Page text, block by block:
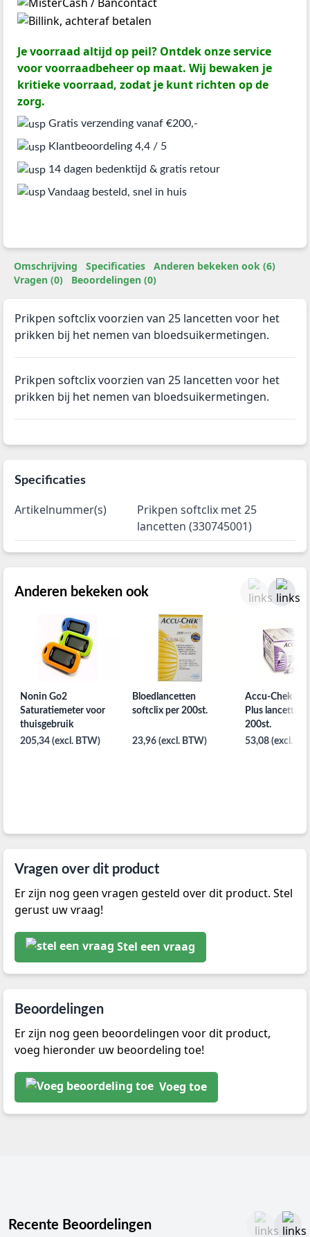
Je voorraad altijd op peil? Ontdek onze service
voor voorraadbeheer op maat. Wij bewaken je
kritieke voorraad, zodat je kunt richten op de
zorg.
Gratis verzending vanaf €200,-
Klantbeoordeling 4,4 / 5
14 dagen bedenktijd & gratis retour
Vandaag besteld, snel in huis
Omschrijving Specificaties
Anderen bekeken ook (6)
Vragen (0)
Beoordelingen (0)
Prikpen softclix voorzien van 25 lancetten voor het
prikken bij het nemen van bloedsuikermetingen.
Prikpen softclix voorzien van 25 lancetten voor het
prikken bij het nemen van bloedsuikermetingen.
Specificaties
Artikelnummer(s)
Prikpen softclix met 25
lancetten (330745001)
Anderen bekeken ook
Nonin Go2
Saturatiemeter voor
thuisgebruik
205,34 (excl. BTW)
Bloedlancetten
softclix per 200st.
23,96 (excl. BTW)
Accu-Chek
Plus lancetten
200st.
53,08 (excl.
Vragen over dit product
Er zijn nog geen vragen gesteld over dit product. Stel
gerust uw vraag!
Stel een vraag
Beoordelingen
Er zijn nog geen beoordelingen voor dit product,
voeg hieronder uw beoordeling toe!
Voeg toe
Recente Beoordelingen